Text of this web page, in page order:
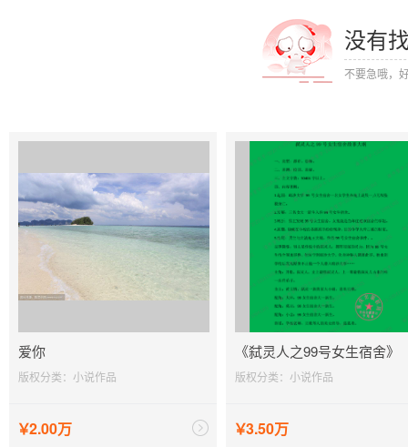
没有
不要急哦，
爱你
版权分类：小说作品
￥2.00万
《弑灵人之99号女生宿舍》
版权分类：小说作品
￥3.50万